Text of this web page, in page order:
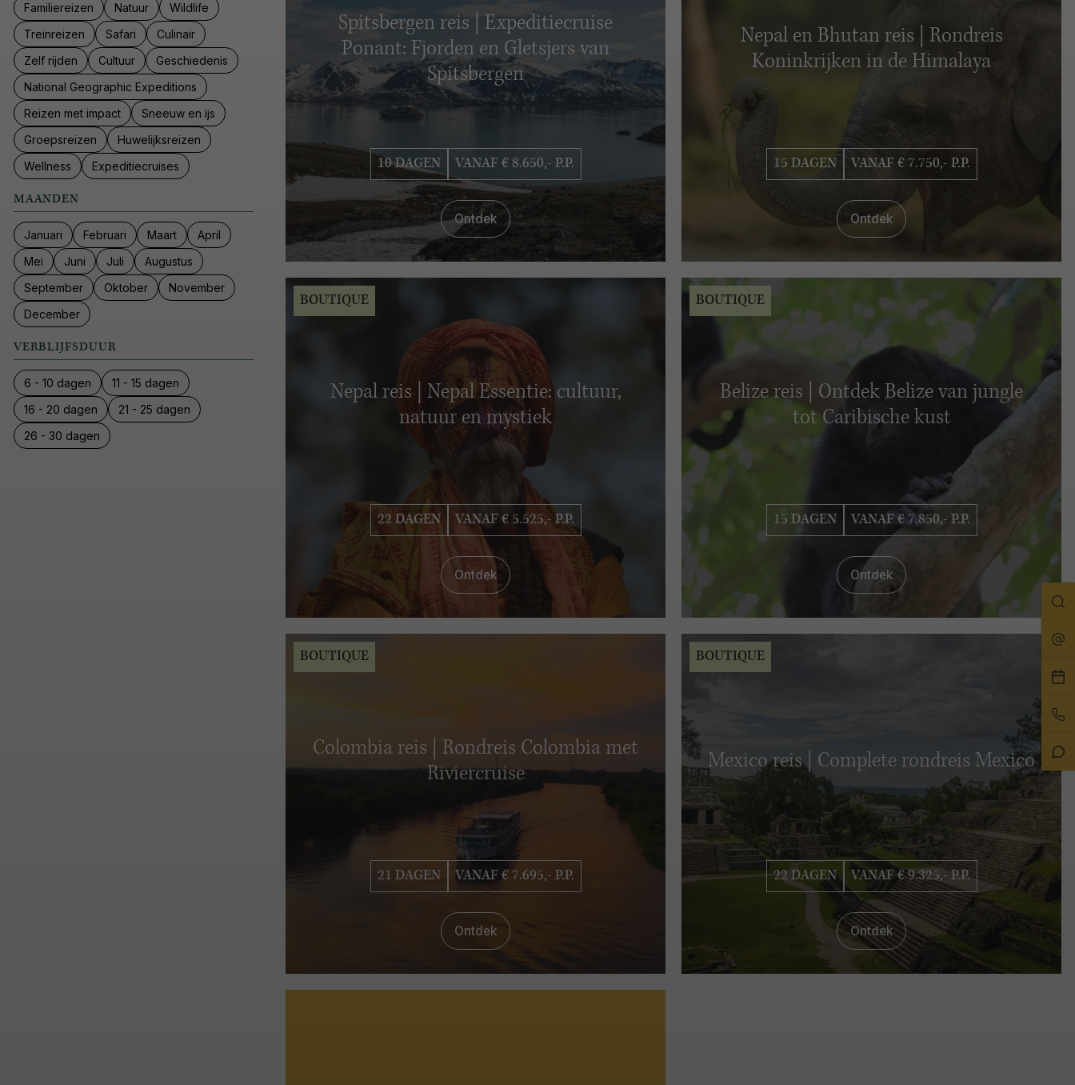
Bel
Familiereizen
Natuur
Wildlife
Treinreizen
Safari
Culinair
Zelf rijden
Cultuur
Geschiedenis
National Geographic Expeditions
Reizen met impact
Sneeuw en ijs
Groepsreizen
Huwelijksreizen
Wellness
Expeditiecruises
MAANDEN
Januari Februari Maart
April
Mei
Juni Juli
Augustus
September
Oktober
November
December
VERBLIJFSDUUR
6 - 10 dagen
11 - 15 dagen
16 - 20 dagen
21 - 25 dagen
26 - 30 dagen
Spitsbergen reis | Expeditiecruise
Ponant: Fjorden en Gletsjers van
Spitsbergen
10 DAGEN VANAF € 8.650,- P.P.
Ontdek
Nepal en Bhutan reis | Rondreis
Koninkrijken in de Himalaya
15 DAGEN VANAF € 7.750,- P.P.
Ontdek
Nepal reis | Nepal Essentie: cultuur,
natuur en mystiek
22 DAGEN VANAF € 5.525,- P.P.
Ontdek
BOUTIQUE
Belize reis | Ontdek Belize van jungle
tot Caribische kust
15 DAGEN VANAF € 7.850,- P.P.
Ontdek
BOUTIQUE
Colombia reis | Rondreis Colombia met
Riviercruise
21 DAGEN VANAF € 7.695,- P.P.
Ontdek
BOUTIQUE
Mexico reis | Complete rondreis Mexico
22 DAGEN VANAF € 9.325,- P.P.
Ontdek
BOUTIQUE